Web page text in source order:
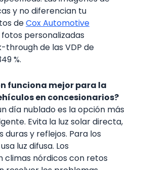
y no diferencian tu
deCox Automotive
personalizadas
de las VDP de
%.
funciona mejor para la
en concesionarios?
día nublado es la opción más
Evita la luz solar directa,
duras y reflejos. Para los
luz difusa. Los
climas nórdicos con retos